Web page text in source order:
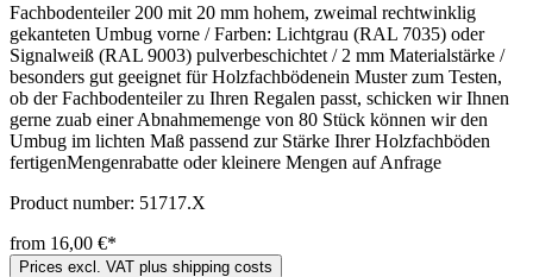
Fachbodenteiler 200 mit 20 mm hohem, zweimal rechtwinklig
gekanteten Umbug vorne / Farben: Lichtgrau (RAL 7035) oder
Signalweiß (RAL 9003) pulverbeschichtet / 2 mm Materialstärke /
besonders gut geeignet für Holzfachbödenein Muster zum Testen,
ob der Fachbodenteiler zu Ihren Regalen passt, schicken wir Ihnen
gerne zuab einer Abnahmemenge von 80 Stück können wir den
Umbug im lichten Maß passend zur Stärke Ihrer Holzfachböden
fertigenMengenrabatte oder kleinere Mengen auf Anfrage
Product number: 51717.X
from 16,00 €*
Prices excl. VAT plus shipping costs